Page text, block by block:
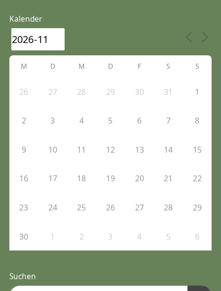
Kalender
M D M D F S S
26 27 28 29 30 31 1
2 3 4 5 6 7 8
9 10 11 12 13 14 15
16 17 18 19 20 21 22
23 24 25 26 27 28 29
30 1 2 3 4 5 6
Suchen